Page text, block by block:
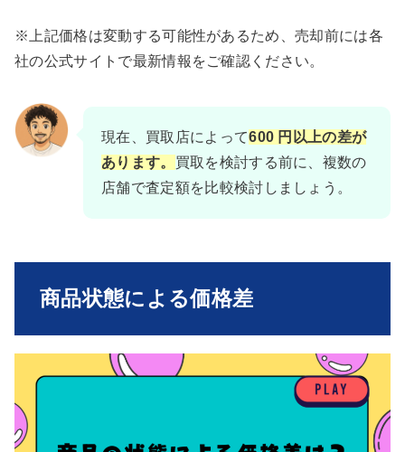
※上記価格は変動する可能性があるため、売却前には各
社の公式サイトで最新情報をご確認ください。
現在、買取店によって600 円以上の差が
あります。 買取を検討する前に、複数の
店舗で査定額を比較検討しましょう。
商品状態による価格差